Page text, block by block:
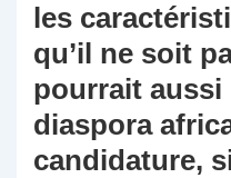
les
qu’il ne soit
pourrait aussi
diaspora
candidature,